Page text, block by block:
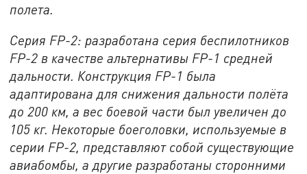
полета.
Серия FP-2: разработана серия беспилотников
FP-2 в качестве альтернативы FP-1 средней
дальности. Конструкция FP-1 была
адаптирована для снижения дальности полёта
до 200 км, а вес боевой части был увеличен до
105 кг. Некоторые боеголовки, используемые в
серии FP-2, представляют собой существующие
авиабомбы, а другие разработаны сторонними